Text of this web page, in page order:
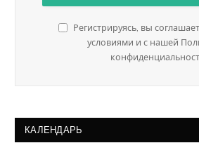
Регистрируясь, вы
условиями и с нашей
КАЛЕНДАРЬ